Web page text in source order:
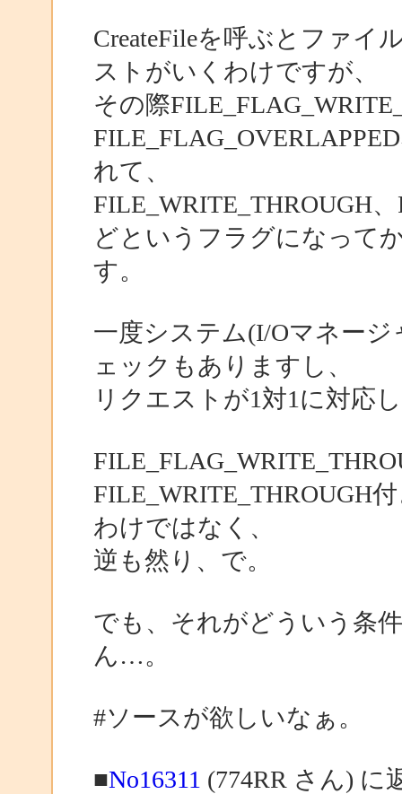
CreateFileを呼ぶとファイ
ストがいくわけですが、
その際
れて、
FILE_WRITE_THROUGH
どというフラグになって
す。
一度システム(I/Oマネー
ェックもありますし、
リクエストが1対1に対応
FILE_WRITE_THROUGH
わけではなく、
逆も然り、で。
でも、それがどういう条
ん…。
#ソースが欲しいなぁ。
■No16311 (774RR さん) に